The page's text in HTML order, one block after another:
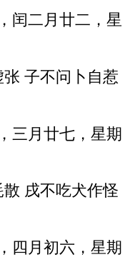
闰二月廿二，星
子不问卜自惹
三月廿七，星期
戌不吃犬作怪
四月初六，星期